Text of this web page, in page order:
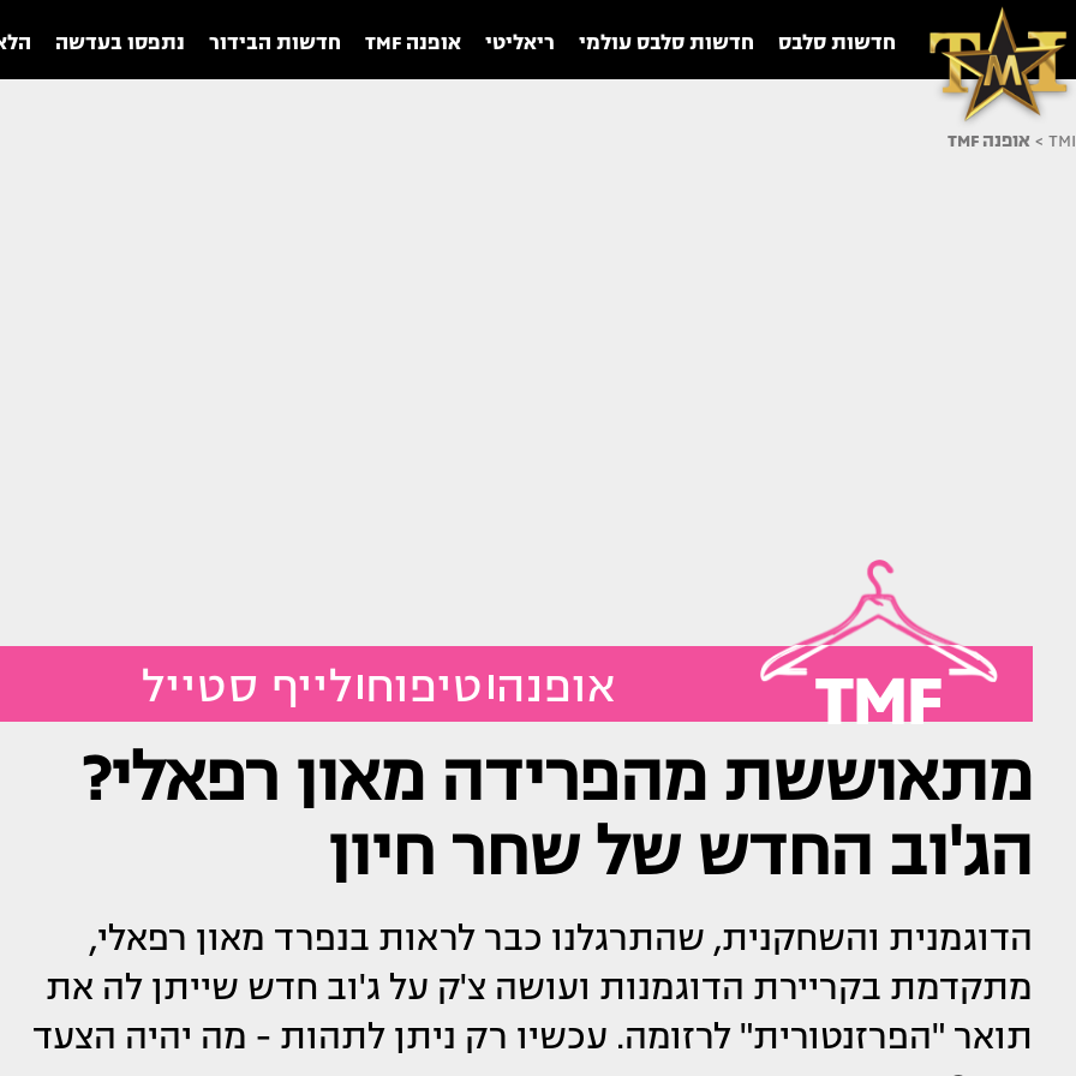
חדשות סלבס חדשות סלבס עולמי ריאליטי אופנה TMF חדשות הבידור נתפסו בעדשה
TMI
> אופנה TMF
TMF אופנה טיפוח לייף סטייל
מתאוששת מהפרידה מאון רפאלי?
הג'וב החדש של שחר חיון
הדוגמנית והשחקנית, שהתרגלנו כבר לראות בנפרד מאון רפאלי,
מתקדמת בקריירת הדוגמנות ועושה צ'ק על ג'וב חדש שייתן לה את
תואר "הפרזנטורית" לרזומה. עכשיו רק ניתן לתהות - מה יהיה הצעד